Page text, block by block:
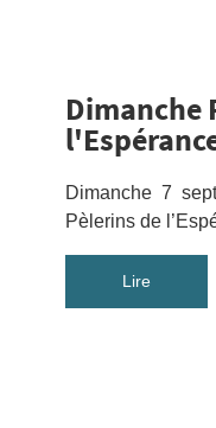
Dimanche
Dimanche 7
Pèlerins de